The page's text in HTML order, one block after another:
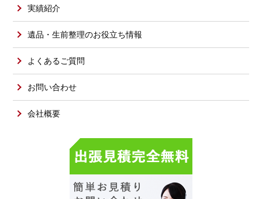
実績紹介
遺品・生前整理のお役立ち情報
よくあるご質問
お問い合わせ
会社概要